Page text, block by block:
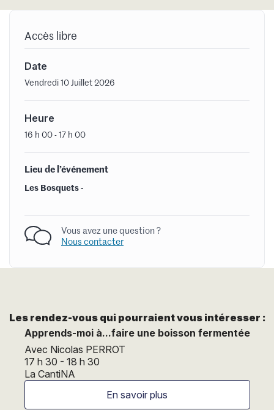
Accès libre
Date
Vendredi 10 Juillet 2026
Heure
16 h 00 - 17 h 00
Lieu de l’événement
Les Bosquets -
Vous avez une question ?
Nous contacter
Les rendez-vous qui pourraient vous intéresser :
Apprends-moi à...faire une boisson fermentée
Avec Nicolas PERROT
17 h 30 - 18 h 30
La CantiNA
En savoir plus